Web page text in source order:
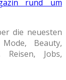
rund um
die neuesten
Beauty,
Reisen, Jobs,